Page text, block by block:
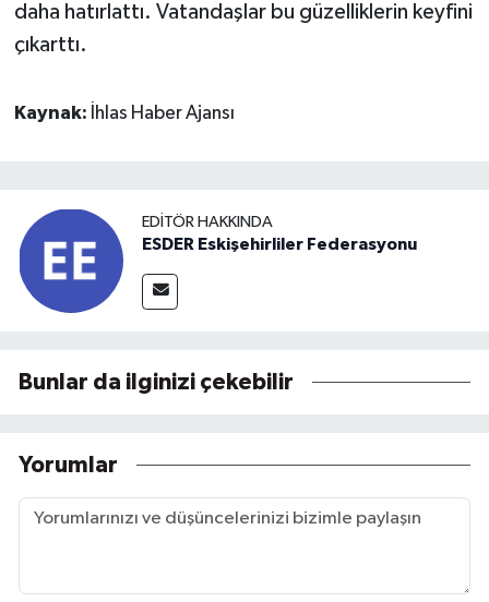
daha hatırlattı. Vatandaşlar bu güzelliklerin keyfini
çıkarttı.
Kaynak: İhlas Haber Ajansı
EDITÖR HAKKINDA
ESDER Eskişehirliler Federasyonu
Bunlar da ilginizi çekebilir
Yorumlar